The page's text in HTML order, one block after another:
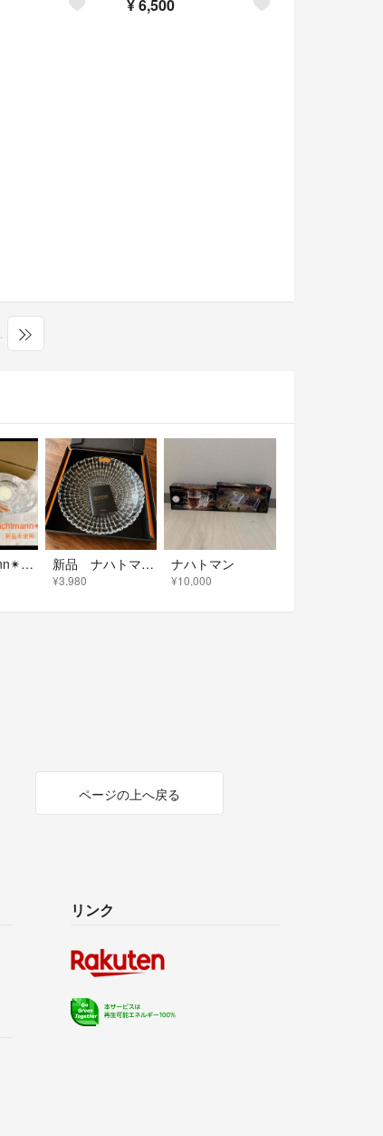
¥6,500
✴︎Nachtmann✴︎ナハトマン キャンドルホルダー 2個セット.*・゜ 新品 ナハトマン ボサノバ ボウル クリア 25cm
¥3,980
ナハトマン
¥10,000
ページの上へ戻る
リンク